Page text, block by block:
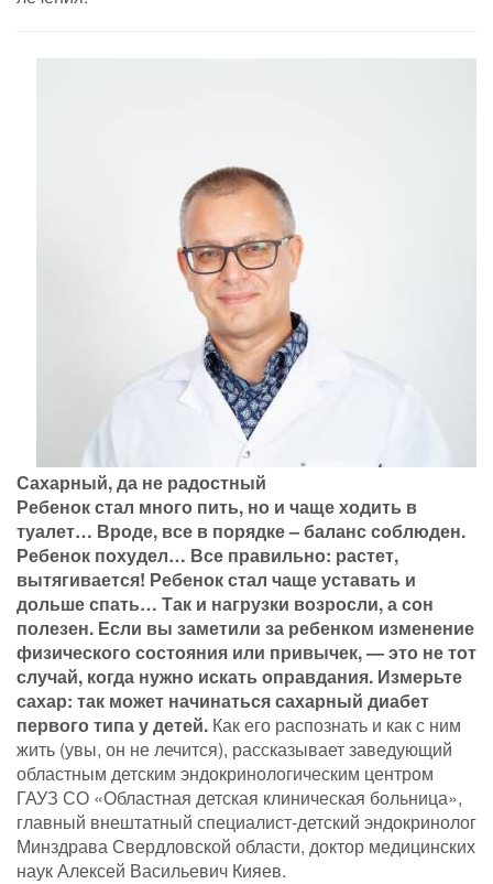
Сахарный, да не радостный
Ребенок стал много пить, но и чаще ходить в
туалет… Вроде, все в порядке – баланс соблюден.
Ребенок похудел… Все правильно: растет,
вытягивается! Ребенок стал чаще уставать и
дольше спать… Так и нагрузки возросли, а сон
полезен. Если вы заметили за ребенком изменение
физического состояния или привычек, — это не тот
случай, когда нужно искать оправдания. Измерьте
сахар: так может начинаться сахарный диабет
первого типа у детей. Как его распознать и как с ним
жить (увы, он не лечится), рассказывает заведующий
областным детским эндокринологическим центром
ГАУЗ СО «Областная детская клиническая больница»,
главный внештатный специалист-детский эндокринолог
Минздрава Свердловской области, доктор медицинских
наук Алексей Васильевич Кияев.